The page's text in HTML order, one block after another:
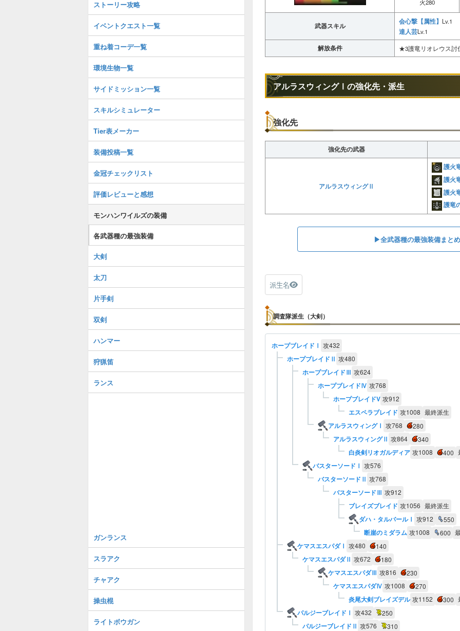
火280
武器スキル
会心撃【属性】 Lv.1
達人芸Lv.1
解放条件 ★3護竜リオレウス討
アルラスウィングⅠの強化先・派生
強化先
強化先の武器
アルラスウィングⅡ
護火
護火
護火
護竜
▶︎全武器種の最強装備まと
派生名
調査隊派生（大剣）
ホープブレイドⅠ 攻432
ホープブレイドⅡ 攻480
ホープブレイドⅢ 攻624
ホープブレイドⅣ 攻768
ホープブレイドV 攻912
エスペラブレイド 攻1008 最終派生
アルラスウィングⅠ 攻768 280
アルラスウィングⅡ 攻864 340
白炎剣リオガルディア 攻1008 400
バスターソードⅠ 攻576
バスターソードⅡ 攻768
バスターソードⅢ 攻912
ブレイズブレイド 攻1056 最終派生
ダハ・タルバールⅠ 攻912 550
断崖のミダラム 攻1008 600
ケマスエスパダⅠ 攻480 140
ケマスエスパダⅡ 攻672 180
ケマスエスパダⅢ 攻816 230
ケマスエスパダⅣ 攻1008 270
炎尾大剣ブレイズデル 攻1152 300
パルジーブレイドⅠ 攻432 250
パルジーブレイドⅡ 攻576 310
ストーリー攻略
イベントクエスト一覧
重ね着コーデ一覧
環境生物一覧
サイドミッション一覧
スキルシミュレーター
Tier表メーカー
装備投稿一覧
金冠チェックリスト
評価レビューと感想
モンハンワイルズの装備
各武器種の最強装備
大剣
太刀
片手剣
双剣
ハンマー
狩猟笛
ランス
ガンランス
スラアク
チャアク
操虫棍
ライトボウガン